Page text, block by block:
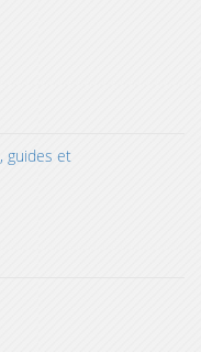
guides et